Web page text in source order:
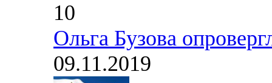
10
Ольга Бузова
09.11.2019